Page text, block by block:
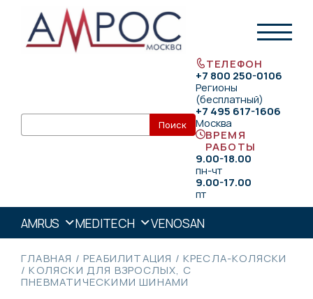
ТЕЛЕФОН
+7 800 250-0106
Регионы
(бесплатный)
+7 495 617-1606
Москва
ВРЕМЯ
РАБОТЫ
9.00-18.00
пн-чт
9.00-17.00
пт
AMRUS MEDITECH VENOSAN
ГЛАВНАЯ / РЕАБИЛИТАЦИЯ / КРЕСЛА-КОЛЯСКИ
/КОЛЯСКИ ДЛЯ ВЗРОСЛЫХ, С
ПНЕВМАТИЧЕСКИМИ ШИНАМИ